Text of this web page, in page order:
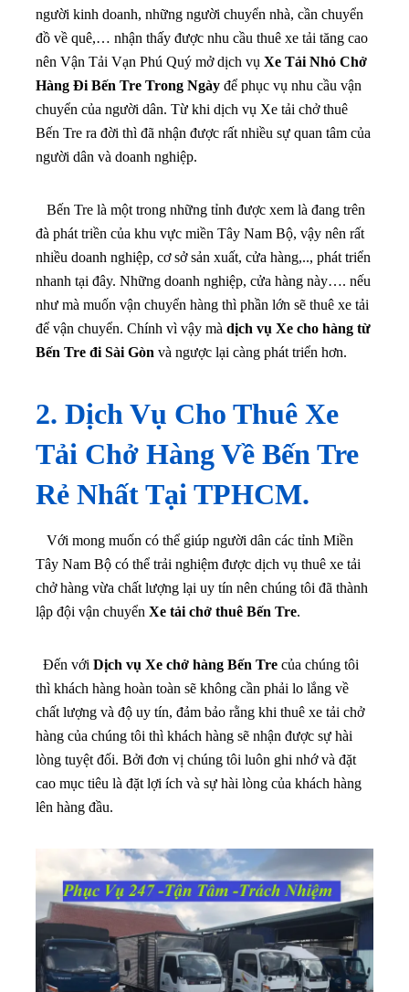
người kinh doanh, những người chuyển nhà, cần chuyển
đồ về quê,… nhận thấy được nhu cầu thuê xe tải tăng cao
nên Vận Tải Vạn Phú Quý mở dịch vụ Xe Tải Nhỏ Chở
Hàng Đi Bến Tre Trong Ngày để phục vụ nhu cầu vận
chuyển của người dân. Từ khi dịch vụ Xe tải chở thuê
Bến Tre ra đời thì đã nhận được rất nhiều sự quan tâm của
người dân và doanh nghiệp.
Bến Tre là một trong những tỉnh được xem là đang trên
đà phát triền của khu vực miền Tây Nam Bộ, vậy nên rất
nhiều doanh nghiệp, cơ sở sản xuất, cửa hàng,.., phát triển
nhanh tại đây. Những doanh nghiệp, cửa hàng này…. nếu
như mà muốn vận chuyển hàng thì phần lớn sẽ thuê xe tải
để vận chuyển. Chính vì vậy mà dịch vụ Xe cho hàng từ
Bến Tre đi Sài Gòn và ngược lại càng phát triển hơn.
2. Dịch Vụ Cho Thuê Xe
Tải Chở Hàng Về Bến Tre
Rẻ Nhất Tại TPHCM.
Với mong muốn có thể giúp người dân các tỉnh Miền
Tây Nam Bộ có thể trải nghiệm được dịch vụ thuê xe tải
chở hàng vừa chất lượng lại uy tín nên chúng tôi đã thành
lập đội vận chuyển Xe tải chở thuê Bến Tre.
Đến với Dịch vụ Xe chở hàng Bến Tre của chúng tôi
thì khách hàng hoàn toàn sẽ không cần phải lo lắng về
chất lượng và độ uy tín, đảm bảo rằng khi thuê xe tải chở
hàng của chúng tôi thì khách hàng sẽ nhận được sự hài
lòng tuyệt đối. Bởi đơn vị chúng tôi luôn ghi nhớ và đặt
cao mục tiêu là đặt lợi ích và sự hài lòng của khách hàng
lên hàng đầu.